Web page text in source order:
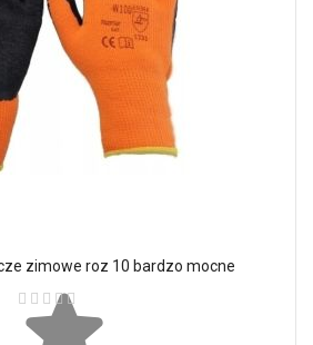
zimowe roz 10 bardzo mocne
Ocena: